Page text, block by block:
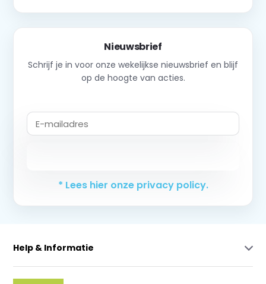
Nieuwsbrief
Schrijf je in voor onze wekelijkse nieuwsbrief en blijf
op de hoogte van acties.
* Lees hier onze privacy policy.
Help & Informatie